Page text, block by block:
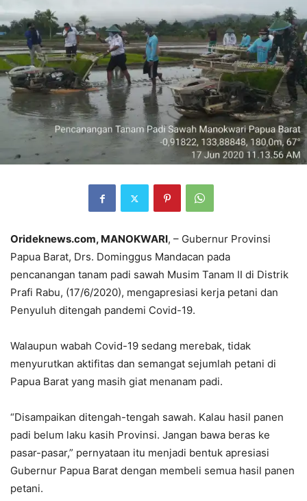
Orideknews.com, MANOKWARI, – Gubernur Provinsi
Papua Barat, Drs. Dominggus Mandacan pada
pencanangan tanam padi sawah Musim Tanam II di Distrik
Prafi Rabu, (17/6/2020), mengapresiasi kerja petani dan
Penyuluh ditengah pandemi Covid-19.
Walaupun wabah Covid-19 sedang merebak, tidak
menyurutkan aktifitas dan semangat sejumlah petani di
Papua Barat yang masih giat menanam padi.
“Disampaikan ditengah-tengah sawah. Kalau hasil panen
padi belum laku kasih Provinsi. Jangan bawa beras ke
pasar-pasar,” pernyataan itu menjadi bentuk apresiasi
Gubernur Papua Barat dengan membeli semua hasil panen
petani.